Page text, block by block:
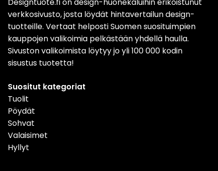
Designtuote.fi on design-huonekaluihin erikoistunut
verkkosivusto, josta löydät hintavertailun design-
tuotteille. Vertaat helposti Suomen suosituimpien
kauppojen valikoimia pelkästään yhdellä haulla.
Sivuston valikoimista löytyy jo yli 100 000 kodin
sisustus tuotetta!
Suositut kategoriat
Tuolit
Pöydät
Sohvat
Valaisimet
Hyllyt